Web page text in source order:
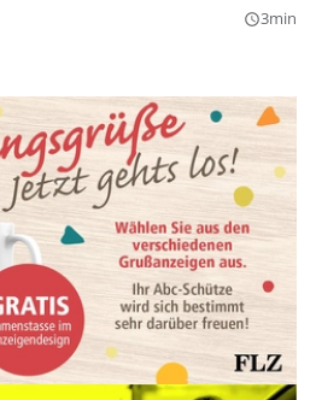
query_builder3min